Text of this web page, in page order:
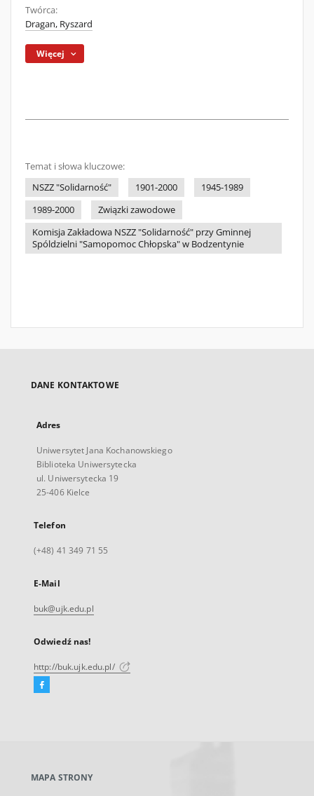
Twórca:
Dragan, Ryszard
Więcej
Temat i słowa kluczowe:
NSZZ "Solidarność"
1901-2000
1945-1989
1989-2000
Związki zawodowe
Komisja Zakładowa NSZZ "Solidarność" przy Gminnej
Spóldzielni "Samopomoc Chłopska" w Bodzentynie
DANE KONTAKTOWE
Adres
Uniwersytet Jana Kochanowskiego
Biblioteka Uniwersytecka
ul. Uniwersytecka 19
25-406 Kielce
Telefon
(+48) 41 349 71 55
E-Mail
buk@ujk.edu.pl
Odwiedź nas!
http://buk.ujk.edu.pl/
Facebook
karcie
MAPA STRONY